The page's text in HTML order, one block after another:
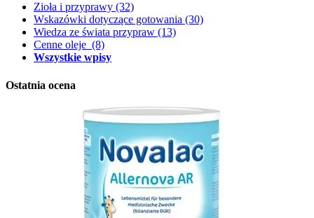
Zioła i przyprawy (32)
Wskazówki dotyczące gotowania (30)
Wiedza ze świata przypraw (13)
Cenne oleje (8)
Wszystkie wpisy
Ostatnia ocena